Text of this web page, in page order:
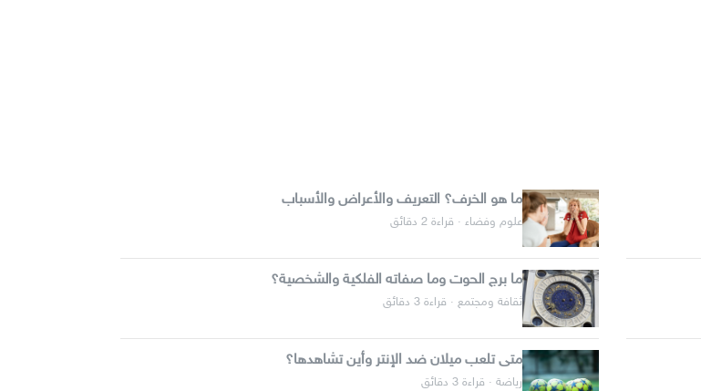
ما هو الخرف؟ التعريف والأعراض والأسباب
علوم وفضاء · قراءة 2 دقائق
ما برج الحوت وما صفاته الفلكية والشخصية؟
ثقافة ومجتمع · قراءة 3 دقائق
متى تلعب ميلان ضد الإنتر وأين تشاهدها؟
رياضة · قراءة 3 دقائق